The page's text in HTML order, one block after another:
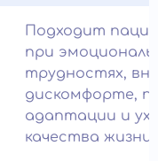
Подходит
при
трудностях,
дискомфорте,
адаптации и
качества жизни.